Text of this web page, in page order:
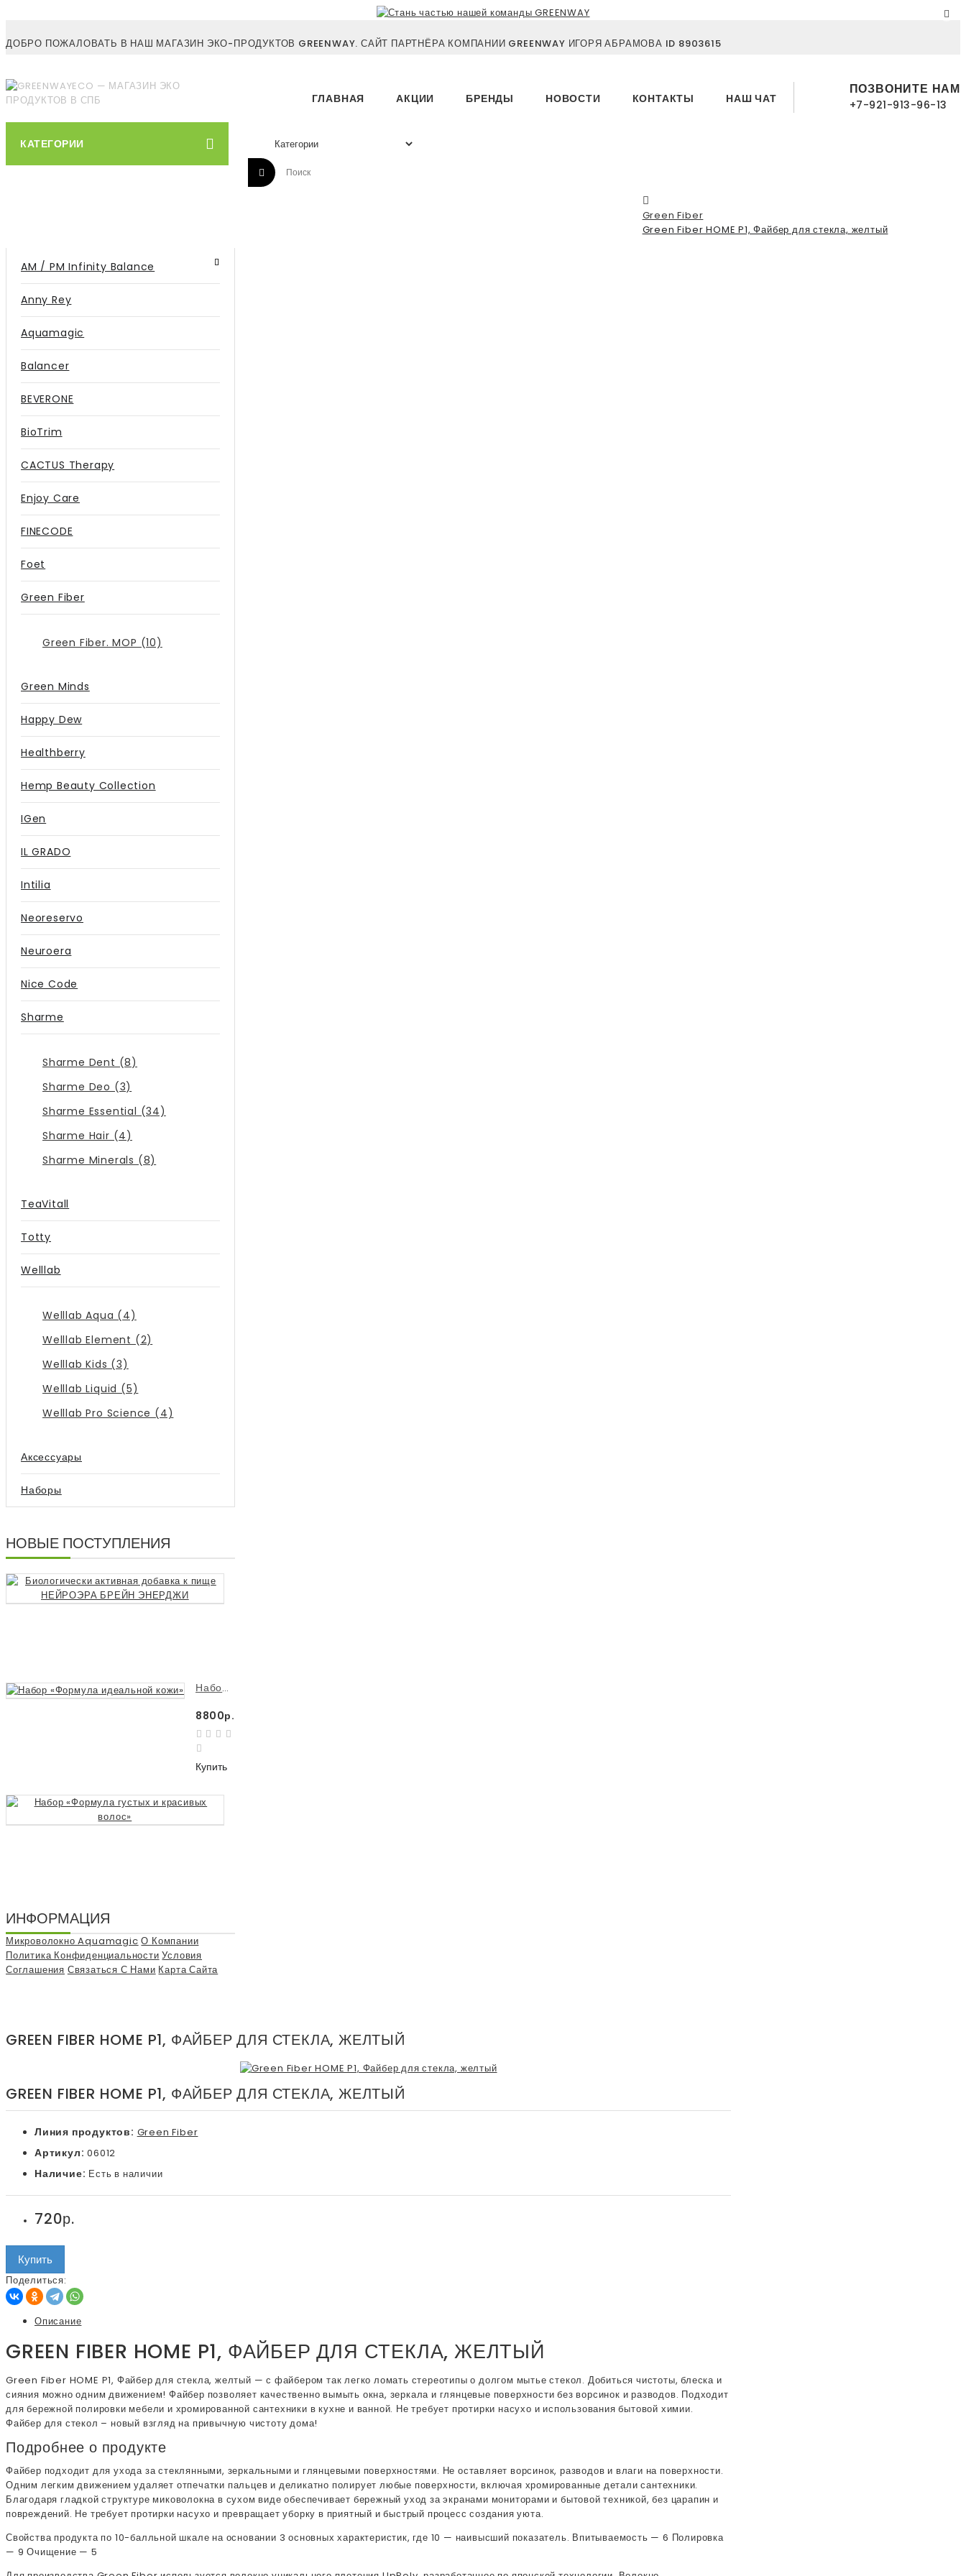
ДОБРО ПОЖАЛОВАТЬ В НАШ МАГАЗИН ЭКО-ПРОДУКТОВ GREENWAY. САЙТ ПАРТНЁРА КОМПАНИИ GREENWAY ИГОРЯ АБРАМОВА ID 8903615
ПОЗВОНИТЕ НАМ
+7-921-913-96-13
ГЛАВНАЯ АКЦИИ БРЕНДЫ НОВОСТИ КОНТАКТЫ НАШ ЧАТ
КАТЕГОРИИ
Green Fiber
Green Fiber HOME P1, Файбер для стекла, желтый
AM / PM Infinity Balance
Anny Rey
Aquamagic
Balancer
BEVERONE
BioTrim
CACTUS Therapy
Enjoy Care
FINECODE
Foet
Green Fiber
Green Fiber. MOP (10)
Green Minds
Happy Dew
Healthberry
Hemp Beauty Collection
IGen
IL GRADO
Intilia
Neoreservo
Neuroera
Nice Code
Sharme
Sharme Dent (8)
Sharme Deo (3)
Sharme Essential (34)
Sharme Hair (4)
Sharme Minerals (8)
TeaVitall
Totty
Welllab
Welllab Aqua (4)
Welllab Element (2)
Welllab Kids (3)
Welllab Liquid (5)
Welllab Pro Science (4)
Аксессуары
Наборы
НОВЫЕ ПОСТУПЛЕНИЯ
Набор «Формула идеальной кожи»
8800р.
Купить
ИНФОРМАЦИЯ
Микроволокно Aquamagic О Компании
Политика Конфиденциальности Условия
Соглашения Связаться С Нами Карта Сайта
GREEN FIBER HOME P1, ФАЙБЕР ДЛЯ СТЕКЛА, ЖЕЛТЫЙ
GREEN FIBER HOME P1, ФАЙБЕР ДЛЯ СТЕКЛА, ЖЕЛТЫЙ
Линия продуктов: Green Fiber
Артикул: 06012
Наличие: Есть в наличии
720р.
Купить
Поделиться:
Описание
GREEN FIBER HOME P1, ФАЙБЕР ДЛЯ СТЕКЛА, ЖЕЛТЫЙ
Green Fiber HOME P1, Файбер для стекла, желтый — с файбером так легко ломать стереотипы о долгом мытье стекол. Добиться чистоты, блеска и
сияния можно одним движением! Файбер позволяет качественно вымыть окна, зеркала и глянцевые поверхности без ворсинок и разводов. Подходит
для бережной полировки мебели и хромированной сантехники в кухне и ванной. Не требует протирки насухо и использования бытовой химии.
Файбер для стекол – новый взгляд на привычную чистоту дома!
Подробнее о продукте
Файбер подходит для ухода за стеклянными, зеркальными и глянцевыми поверхностями. Не оставляет ворсинок, разводов и влаги на поверхности.
Одним легким движением удаляет отпечатки пальцев и деликатно полирует любые поверхности, включая хромированные детали сантехники.
Благодаря гладкой структуре миковолокна в сухом виде обеспечивает бережный уход за экранами мониторами и бытовой техникой, без царапин и
повреждений. Не требует протирки насухо и превращает уборку в приятный и быстрый процесс создания уюта.
Свойства продукта по 10-балльной шкале на основании 3 основных характеристик, где 10 — наивысший показатель. Впитываемость — 6 Полировка
— 9 Очищение — 5